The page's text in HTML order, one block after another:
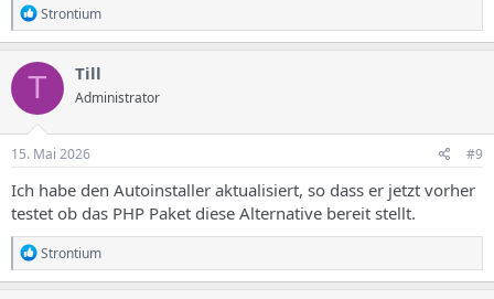
R
e
a
k
t
o
n
e
:
Strontium
T Till
Administrator
15. Mai 2026 #9
Ich habe den Autoinstaller aktualisiert, so dass er jetzt vorher
testet ob das PHP Paket diese Alternative bereit stellt.
R
e
a
Strontium